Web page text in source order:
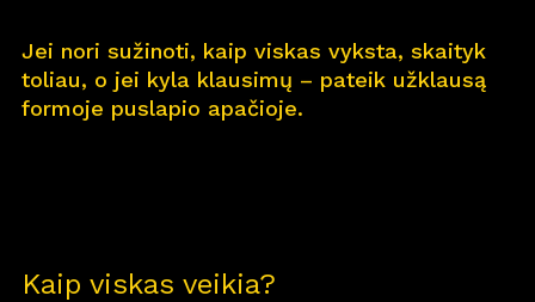
Jei nori sužinoti, kaip viskas vyksta, skaityk
toliau, o jei kyla klausimų – pateik užklausą
formoje puslapio apačioje.
Kaip viskas veikia?